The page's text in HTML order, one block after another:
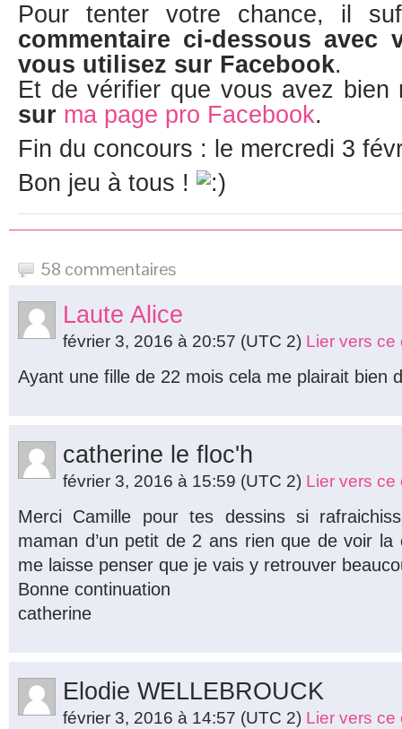
Pour tenter votre chance, il
commentaire ci-dessous avec
vous utilisez sur Facebook.
Et de vérifier que vous avez
sur ma page pro Facebook.
Fin du concours : le mercredi 3
Bon jeu à tous !
58 commentaires
Laute Alice
février 3, 2016 à 20:57 (UTC 2) Lier vers ce
Ayant une fille de 22 mois cela me plairait bien
catherine le floc'h
février 3, 2016 à 15:59 (UTC 2) Lier vers ce
Merci Camille pour tes dessins si
maman d’un petit de 2 ans rien que de voir
me laisse penser que je vais y retrouver
Bonne continuation
catherine
Elodie WELLEBROUCK
février 3, 2016 à 14:57 (UTC 2) Lier vers ce